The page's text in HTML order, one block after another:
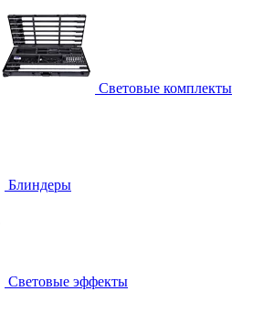
Световые комплекты
Блиндеры
Световые эффекты